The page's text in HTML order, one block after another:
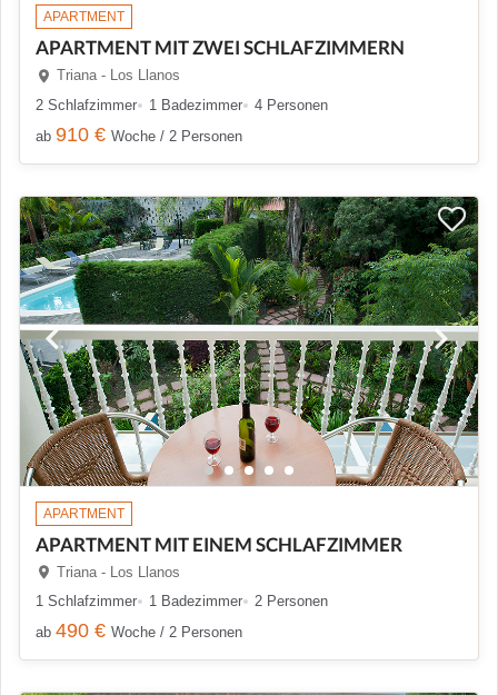
APARTMENT
APARTMENT MIT ZWEI SCHLAFZIMMERN
Triana - Los Llanos
2 Schlafzimmer
1 Badezimmer
4 Personen
ab 910 € Woche / 2 Personen
APARTMENT
APARTMENT MIT EINEM SCHLAFZIMMER
Triana - Los Llanos
1 Schlafzimmer
1 Badezimmer
2 Personen
ab 490 € Woche / 2 Personen